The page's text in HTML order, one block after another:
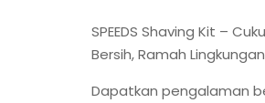
SPEEDS Shaving Kit –
Bersih, Ramah Lingkungan
Dapatkan pengalaman